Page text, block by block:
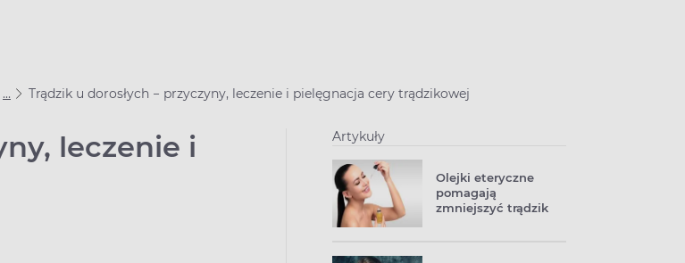
... Trądzik u dorosłych − przyczyny, leczenie i pielęgnacja cery trądzikowej
leczenie i
Artykuły
Olejki eteryczne
pomagają
zmniejszyć trądzik